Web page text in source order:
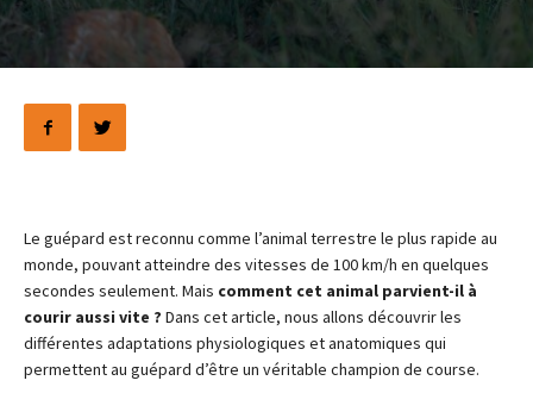
Le guépard est reconnu comme l’animal terrestre le plus rapide au
monde, pouvant atteindre des vitesses de 100 km/h en quelques
secondes seulement. Mais comment cet animal parvient-il à
courir aussi vite ? Dans cet article, nous allons découvrir les
différentes adaptations physiologiques et anatomiques qui
permettent au guépard d’être un véritable champion de course.